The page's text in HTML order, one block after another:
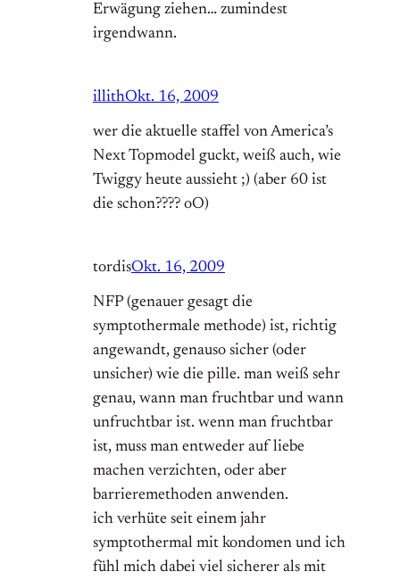
Erwägung ziehen… zumindest
irgendwann.
illithOkt. 16, 2009
wer die aktuelle staffel von America’s
Next Topmodel guckt, weiß auch, wie
Twiggy heute aussieht ;) (aber 60 ist
die schon???? oO)
tordisOkt. 16, 2009
NFP (genauer gesagt die
symptothermale methode) ist, richtig
angewandt, genauso sicher (oder
unsicher) wie die pille. man weiß sehr
genau, wann man fruchtbar und wann
unfruchtbar ist. wenn man fruchtbar
ist, muss man entweder auf liebe
machen verzichten, oder aber
barrieremethoden anwenden.
ich verhüte seit einem jahr
symptothermal mit kondomen und ich
fühl mich dabei viel sicherer als mit